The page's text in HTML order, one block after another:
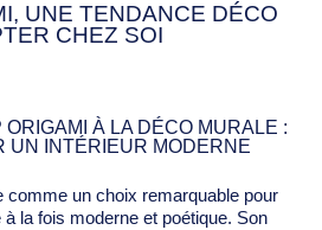
UNE TENDANCE DÉCO
CHEZ SOI
À LA DÉCO MURALE :
UN INTÉRIEUR MODERNE
comme un choix remarquable pour
la fois moderne et poétique. Son